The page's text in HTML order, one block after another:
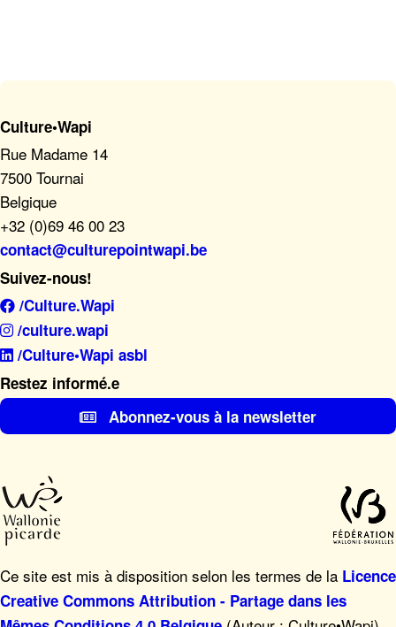
Culture•Wapi
Rue Madame 14
7500 Tournai
Belgique
+32 (0)69 46 00 23
contact@culturepointwapi.be
Suivez-nous!
/Culture.Wapi
/culture.wapi
/Culture•Wapi asbl
Restez informé.e
Abonnez-vous à la newsletter
Ce site est mis à disposition selon les termes de la Licence
Creative Commons Attribution - Partage dans les